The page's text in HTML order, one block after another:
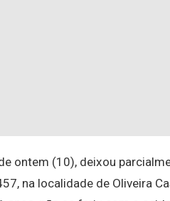
ontem (10), deixou
na localidade de Oliveira